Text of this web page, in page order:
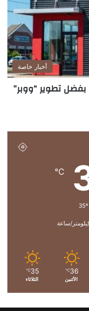
أخبار خاصة
بفضل تطوير “ووبر”
℃
36
℃
الأثنين
35
℃
الثلاثاء